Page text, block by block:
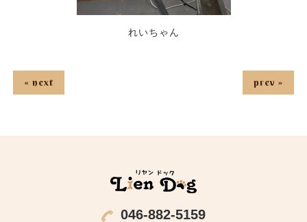
れいちゃん
« next prev »
046-882-5159